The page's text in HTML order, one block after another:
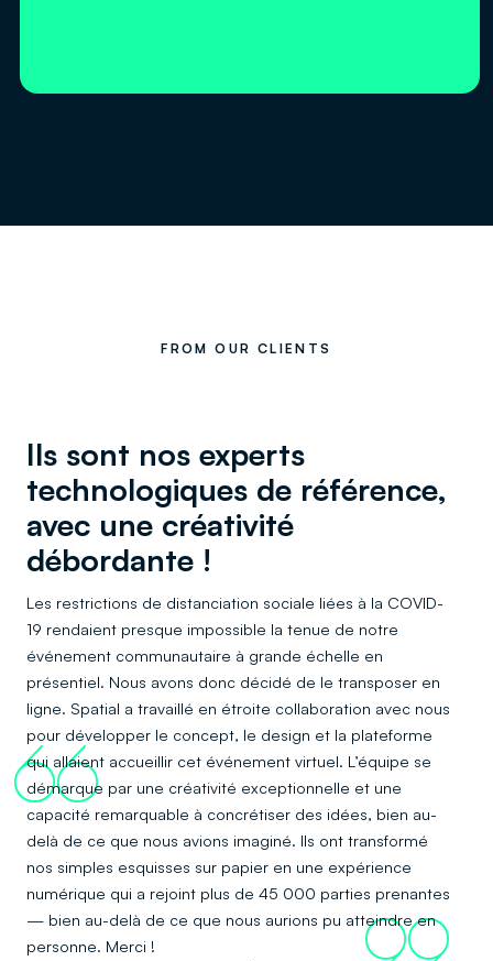
FROM OUR CLIENTS
Ils sont nos experts
technologiques de référence,
avec une créativité
débordante !
Les restrictions de distanciation sociale liées à la COVID-
19 rendaient presque impossible la tenue de notre
événement communautaire à grande échelle en
présentiel. Nous avons donc décidé de le transposer en
ligne. Spatial a travaillé en étroite collaboration avec nous
pour développer le concept, le design et la plateforme
qui allaient accueillir cet événement virtuel. L’équipe se
démarque par une créativité exceptionnelle et une
capacité remarquable à concrétiser des idées, bien au-
delà de ce que nous avions imaginé. Ils ont transformé
nos simples esquisses sur papier en une expérience
numérique qui a rejoint plus de 45 000 parties prenantes
— bien au-delà de ce que nous aurions pu atteindre en
personne. Merci !
66